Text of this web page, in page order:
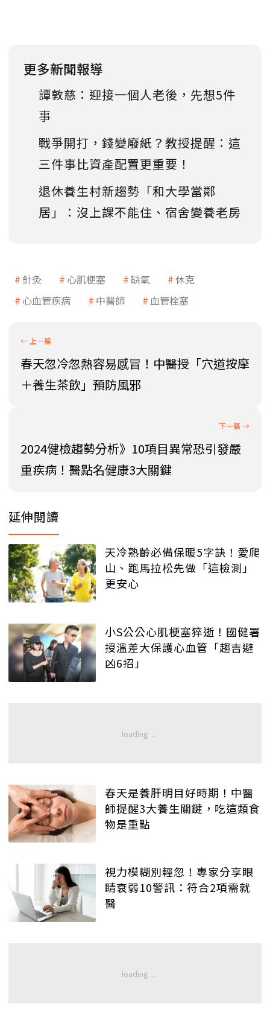
更多新聞報導
譚敦慈：迎接一個人老後，先想5件
事
戰爭開打，錢變廢紙？教授提醒：這
三件事比資產配置更重要！
退休養生村新趨勢「和大學當鄰
居」：沒上課不能住、宿舍變養老房
針灸 心肌梗塞 缺氧
休克
心血管疾病
中醫師 血管栓塞
春天忽冷忽熱容易感冒！中醫授「穴道按摩
＋養生茶飲」預防風邪
2024健檢趨勢分析》10項目異常恐引發嚴
重疾病！醫點名健康3大關鍵
延伸閱讀
天冷熟齡必備保暖5字訣！愛爬
山、跑馬拉松先做「這檢測」
更安心
小S公公心肌梗塞猝逝！國健署
授溫差大保護心血管「趨吉避
凶6招」
春天是養肝明目好時期！中醫
師提醒3大養生關鍵，吃這類食
物是重點
視力模糊別輕忽！專家分享眼
睛衰弱10警訊：符合2項需就
醫